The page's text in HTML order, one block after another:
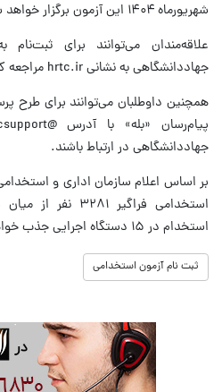
شهریورماه ۱۴۰۴ این آزمون برگزار خواهد شد.
علاقه‌مندان می‌توانند برای ثبت‌نام
جهاددانشگاهی به نشانی hrtc.ir مراجعه کنند.
همچنین داوطلبان می‌توانند برای طرح
جهاددانشگاهی در ارتباط باشند.
بر اساس اعلام سازمان اداری و
استخدامی فراگیر
استخدام در ۱۵ دستگاه اجرایی جذب خواهند شد.
ثبت نام آزمون استخدامی